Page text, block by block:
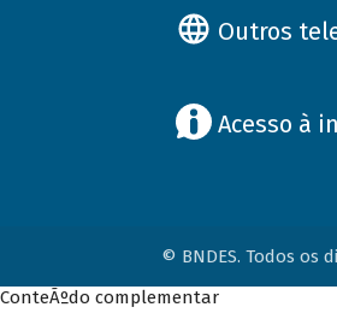
Outros
Acesso à
© BNDES. Todos os
ConteÃºdo complementar